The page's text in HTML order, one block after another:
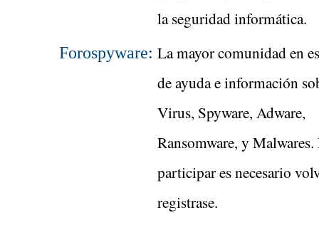
la seguridad informática.
Forospyware: La mayor comunidad en
de ayuda e información
Virus, Spyware, Adware,
Ransomware, y Malwares.
participar es necesario
registrase.